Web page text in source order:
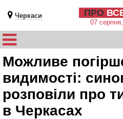
Черкаси ПРО
07
Можливе
видимості:
розповіли про
в Черкасах